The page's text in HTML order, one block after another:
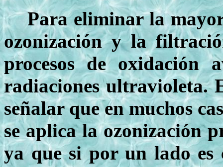
Para eliminar la
ozonización y la
procesos de oxidación
radiaciones ultravioleta.
señalar que en muchos
se aplica la ozonización
ya que si por un lado